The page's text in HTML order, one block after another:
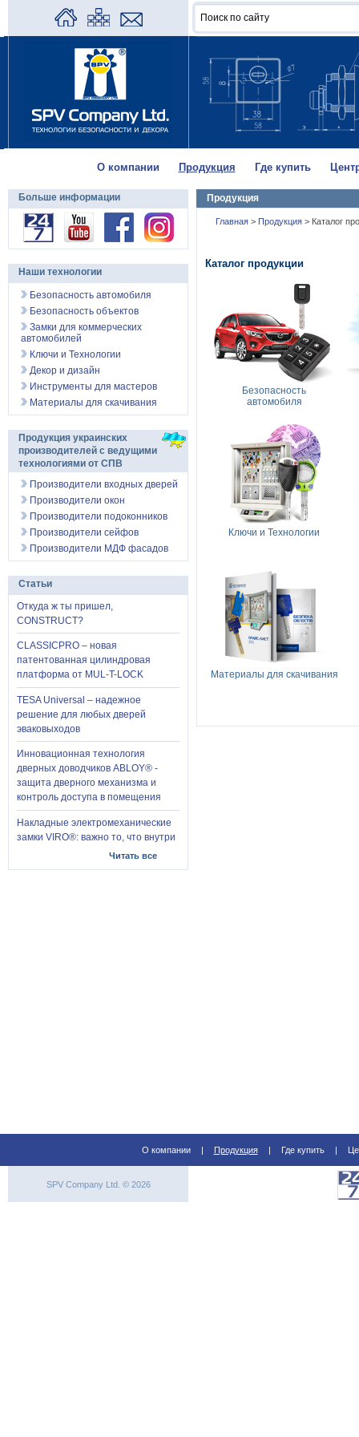
О компании Продукция Где купить
Продукция
Главная > Продукция > Каталог
Каталог продукции
Безопасность
автомобиля
Ключи и Технологии
Материалы для скачивания
Больше информации
Наши технологии
Безопасность автомобиля
Безопасность объектов
Замки для коммерческих
автомобилей
Ключи и Технологии
Декор и дизайн
Инструменты для мастеров
Материалы для скачивания
Продукция украинских
производителей с ведущими
технологиями от СПВ
Производители входных дверей
Производители окон
Производители подоконников
Производители сейфов
Производители МДФ фасадов
Статьи
Откуда ж ты пришел,
CONSTRUCT?
CLASSICPRO – новая
патентованная цилиндровая
платформа от MUL-T-LOCK
TESA Universal – надежное
решение для любых дверей
эваковыходов
Инновационная технология
дверных доводчиков ABLOY® -
защита дверного механизма и
контроль доступа в помещения
Накладные электромеханические
замки VIRO®: важно то, что внутри
Читать все
О компании | Продукция | Где купить |
SPV Company Ltd. © 2026